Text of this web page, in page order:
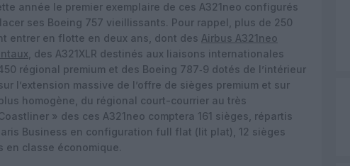
année le premier exemplaire de ces A321neo configurés
ses Boeing 757 vieillissants. Pour rappel, plus de 250
entrer en flotte en deux ans, dont des Airbus A321neo
, des A321XLR destinés aux liaisons internationales
régional premium et des Boeing 787‑9 dotés de l’intérieur
l’extension massive de l’offre de sièges premium et sur
homogène, du régional court-courrier au très
» des ces A321neo comptera 161 sièges, répartis
Business en configuration full flat (lit plat), 12 sièges
en classe économique.